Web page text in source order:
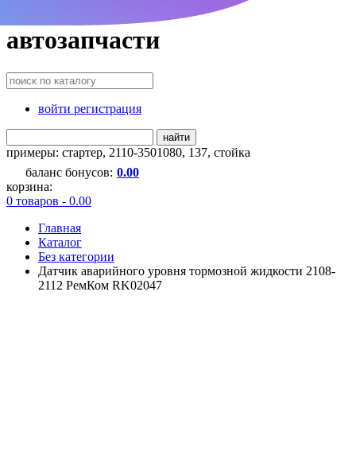
автозапчасти
войти регистрация
найти
примеры: стартер, 2110-3501080, 137, стойка
баланс бонусов: 0.00
корзина:
0 товаров - 0.00
Главная
Каталог
Без категории
Датчик аварийного уровня тормозной жидкости 2108-
2112 РемКом RK02047